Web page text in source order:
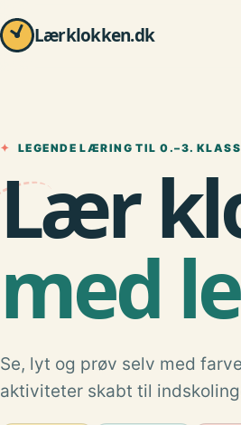
Lærklokken.dk
✦ LEGENDE LÆRING TIL 0.–3.
Lær
med
Se, lyt og prøv selv med
aktiviteter skabt til